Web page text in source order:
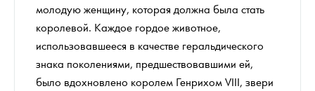
молодую женщину, которая должна была стать
королевой. Каждое гордое животное,
использовавшееся в качестве геральдического
знака поколениями, предшествовавшими ей,
было вдохновлено королем Генрихом VIII, звери